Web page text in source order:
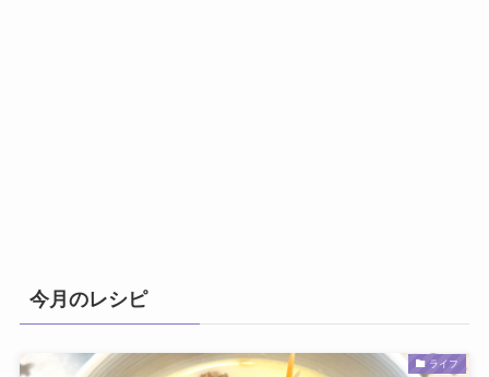
今月のレシピ
ライフ